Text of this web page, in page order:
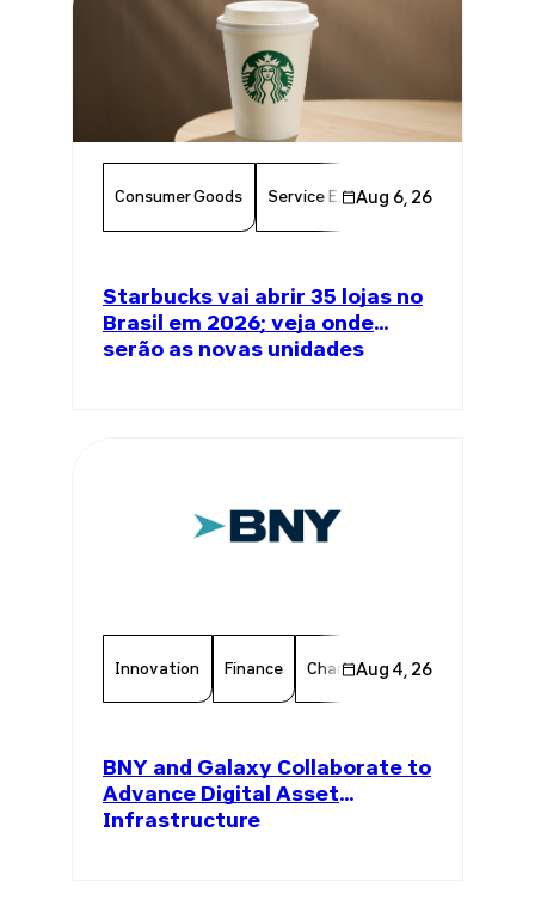
Consumer Goods Service Excellence
Aug 6, 26
Starbucks vai abrir 35 lojas no
Brasil em 2026; veja onde
serão as novas unidades
Innovation Finance Chamber Member
Aug 4, 26
BNY and Galaxy Collaborate to
Advance Digital Asset
Infrastructure